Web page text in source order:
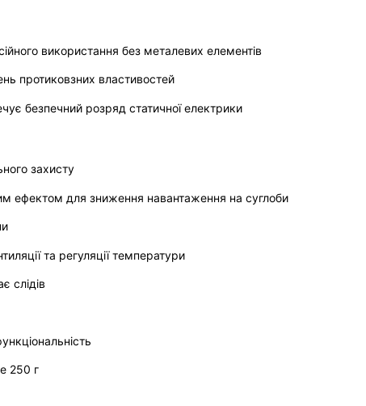
використання без металевих елементів
протиковзних властивостей
безпечний розряд статичної електрики
захисту
ефектом для зниження навантаження на суглоби
та регуляції температури
слідів
250 г